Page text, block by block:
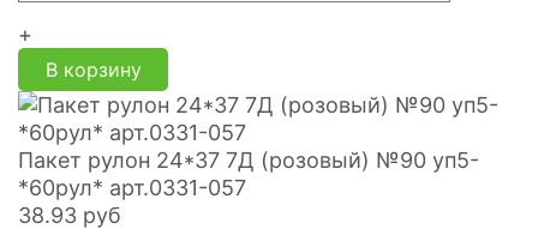
+
В корзину
Пакет рулон 24*37 7Д (розовый) №90 уп5-
*60рул* арт.0331-057
38.93 руб